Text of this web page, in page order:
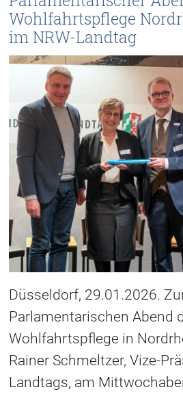
Wohlfahrtspflege
im NRW-Landtag
Düsseldorf, 29.01.2026.
Parlamentarischen Abend
Wohlfahrtspflege in
Rainer Schmeltzer, Vize-
Landtags, am